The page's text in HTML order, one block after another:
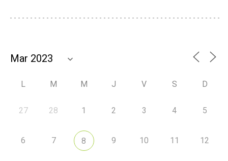
L M M J V S D
27 28 1 2 3 4 5
6 7 8 9 10 11 12